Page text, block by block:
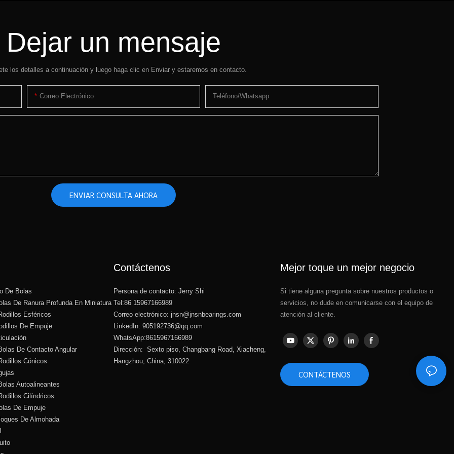
Dejar un mensaje
los detalles a continuación y luego haga clic en Enviar y estaremos en contacto.
Correo Electrónico Teléfono/whatsapp
ENVIAR CONSULTA AHORA
De Bolas
De Ranura Profunda En Miniatura
Esféricos
De Empuje
De Contacto Angular
Cónicos
Autoalineantes
Cilíndricos
De Empuje
De Almohada
Contáctenos
Persona de contacto: Jerry Shi
Tel:86 15967166989
Correo electrónico: jnsn@jnsnbearings.com
LinkedIn: 905192736@qq.com
WhatsApp:8615967166989
Dirección: Sexto piso, Changbang Road, Xiacheng,
Hangzhou, China, 310022
Mejor toque un mejor negocio
Si tiene alguna pregunta sobre nuestros productos o
servicios, no dude en comunicarse con el equipo de
atención al cliente.
CONTÁCTENOS